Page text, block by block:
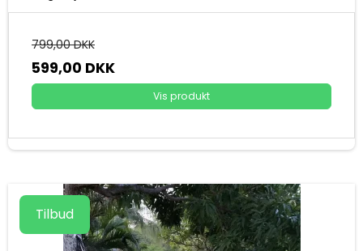
799,00 DKK
599,00 DKK
Vis produkt
Tilbud